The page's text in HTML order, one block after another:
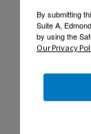
By submitting
Suite A,
by using the
Our Privacy